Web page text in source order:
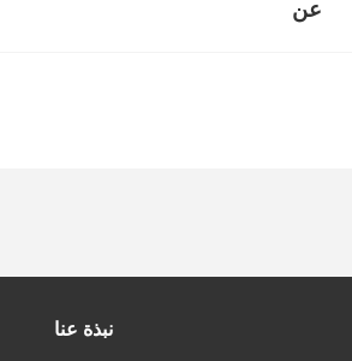
عن
نبذة عنا